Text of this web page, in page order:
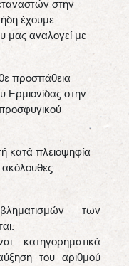
στην
έχουμε
μας αναλογεί με
προσπάθεια
Ερμιονίδας στην
κατά πλειοψηφία
ακόλουθες
των
κατηγορηματικά
του αριθμού